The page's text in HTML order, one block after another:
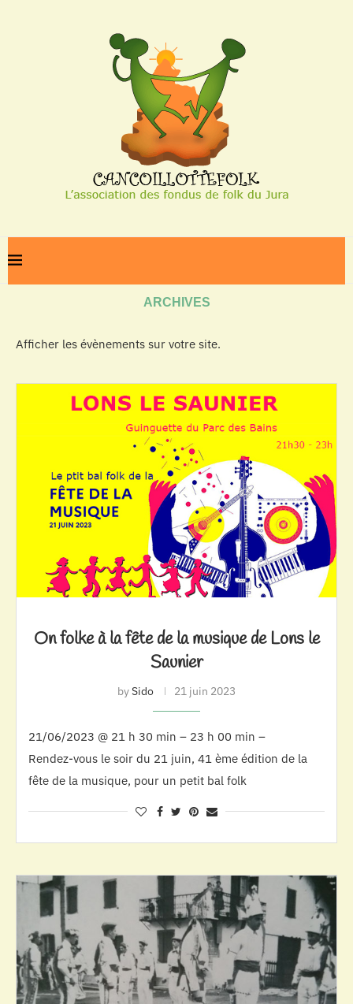
ARCHIVES
Afficher les évènements sur votre site.
On folke à la fête de la musique de Lons le
Saunier
bySido 21 juin 2023
21/06/2023 @ 21 h 30 min – 23 h 00 min –
Rendez-vous le soir du 21 juin, 41 ème édition de la
fête de la musique, pour un petit bal folk